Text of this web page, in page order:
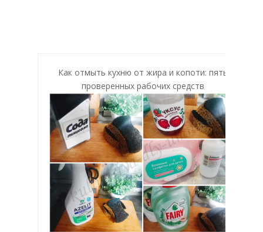
Как отмыть кухню от жира и копоти: пять
проверенных рабочих средств